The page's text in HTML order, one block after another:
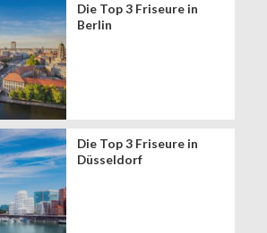
Die Top 3 Friseure in
Berlin
Die Top 3 Friseure in
Düsseldorf